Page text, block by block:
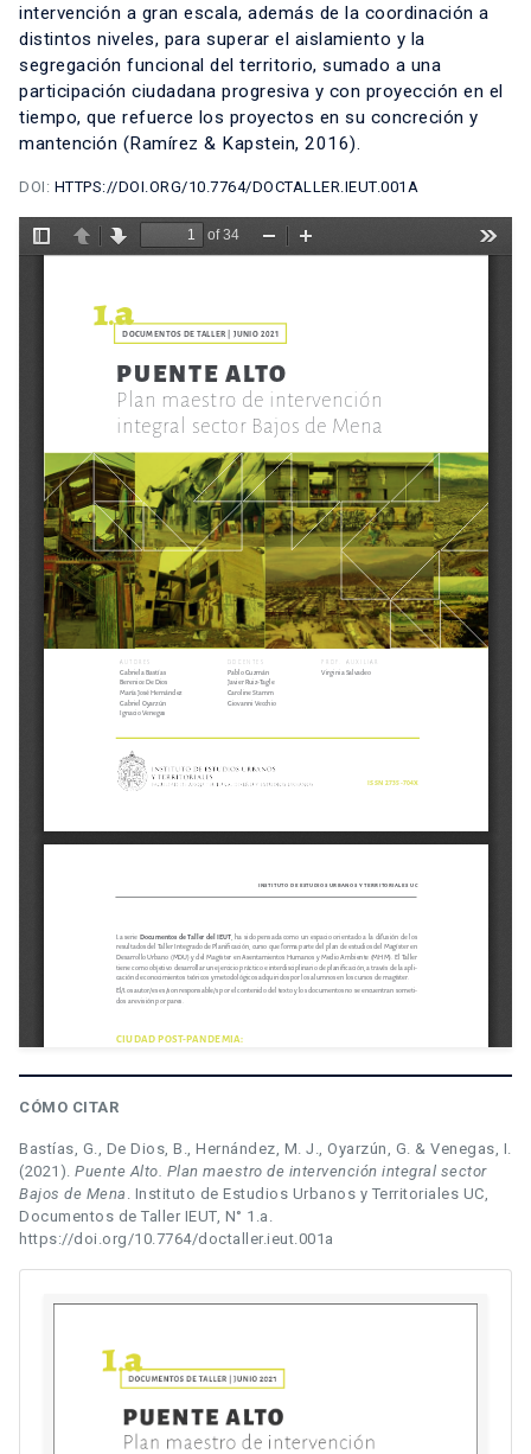
intervención a gran escala, además de la coordinación a
distintos niveles, para superar el aislamiento y la
segregación funcional del territorio, sumado a una
participación ciudadana progresiva y con proyección en el
tiempo, que refuerce los proyectos en su concreción y
mantención (Ramírez & Kapstein, 2016).
DOI: HTTPS://DOI.ORG/10.7764/DOCTALLER.IEUT.001A
CÓMO CITAR
Bastías, G., De Dios, B., Hernández, M. J., Oyarzún, G. & Venegas, I.
(2021). Puente Alto. Plan maestro de intervención integral sector
Bajos de Mena . Instituto de Estudios Urbanos y Territoriales UC,
Documentos de Taller IEUT, N° 1.a.
https://doi.org/10.7764/doctaller.ieut.001a